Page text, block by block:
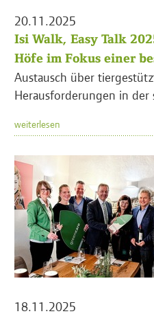
20.11.2025
Isi Walk, Easy Talk
Höfe im Fokus einer
Austausch über
Herausforderungen in der
weiterlesen
18.11.2025